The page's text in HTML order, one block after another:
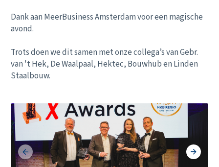
Dank aan MeerBusiness Amsterdam voor een magische
avond.
Trots doen we dit samen met onze collega’s van Gebr.
van 't Hek, De Waalpaal, Hektec, Bouwhub en Linden
Staalbouw.